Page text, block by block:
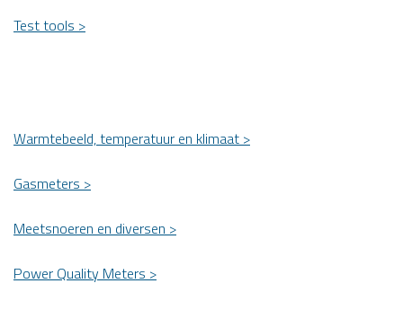
Test tools >
Warmtebeeld, temperatuur en klimaat >
Gasmeters >
Meetsnoeren en diversen >
Power Quality Meters >